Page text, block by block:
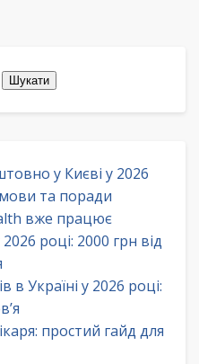
у Києві у 2026
та поради
вже працює
році: 2000 грн від
в Україні у 2026 році:
простий гайд для